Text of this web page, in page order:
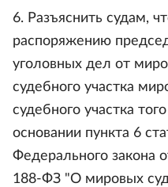
6. Разъяснить судам,
распоряжению
уголовных дел от
судебного участка
судебного участка
основании пункта 6
Федерального закона
188-ФЗ "О мировых